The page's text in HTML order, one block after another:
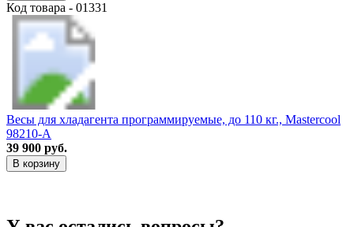
Код товара - 01331
Весы для хладагента программируемые, до 110 кг., Mastercool
98210-A
39 900 руб.
В корзину